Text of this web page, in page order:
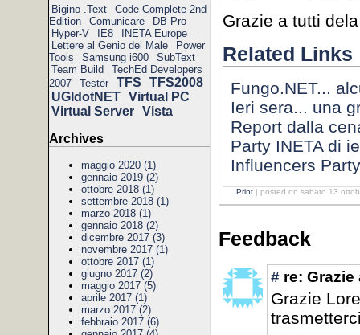
Bigino .Text
Code Complete 2nd
Edition
Comunicare
DB Pro
Hyper-V
IE8
INETA Europe
Lettere al Genio del Male
Power
Tools
Samsung i600
SubText
Team Build
TechEd Developers
2007
Tester TFS
TFS2008
UGIdotNET Virtual PC
Virtual Server Vista
Archives
maggio 2020 (1)
gennaio 2019 (2)
ottobre 2018 (1)
settembre 2018 (1)
marzo 2018 (1)
gennaio 2018 (2)
dicembre 2017 (3)
novembre 2017 (1)
ottobre 2017 (1)
giugno 2017 (2)
maggio 2017 (5)
aprile 2017 (1)
marzo 2017 (2)
febbraio 2017 (6)
Grazie a tutti
Related Links
Fungo.NET...
Ieri sera... una
Report dalla
Party INETA di
Influencers Party
Print | posted on sabato 13
Feedback
# re: Grazie
Grazie